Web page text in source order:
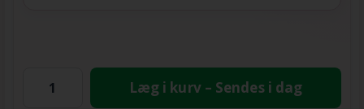
Læg i kurv – Sendes i dag